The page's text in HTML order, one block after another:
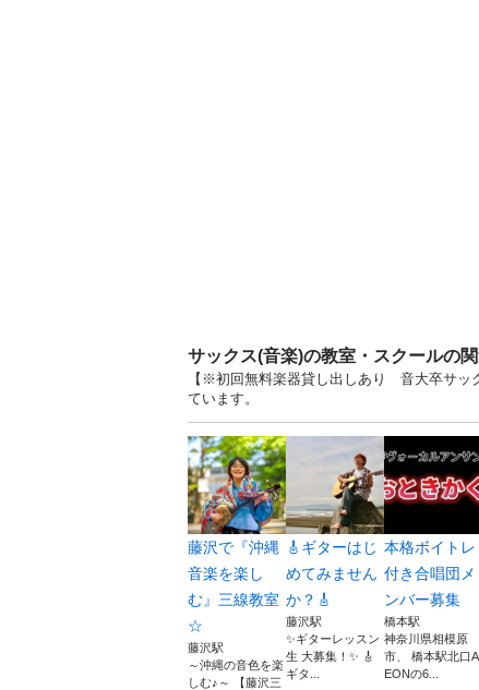
サックス(音楽)の教室・スクールの
【※初回無料楽器貸し出しあり 音大卒サッ
ています。
藤沢で『沖縄
音楽を楽し
む』三線教室
☆
藤沢駅
～沖縄の音色を楽
しむ♪～ 【藤沢三
🎸ギターはじ
めてみません
か？🎸
藤沢駅
✨ギターレッスン
生 大募集！✨ 🎸
ギタ...
本格ボイトレ
付き合唱団メ
ンバー募集
橋本駅
神奈川県相模原
市、 橋本駅北口A
EONの6...